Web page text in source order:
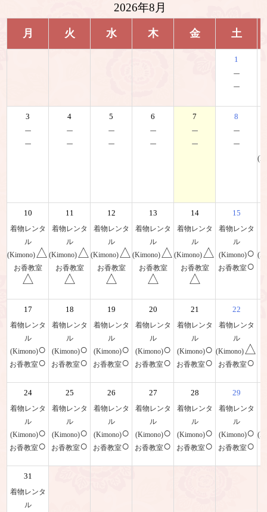
2026年8月
月 火 水 木 金 土
1
－
－
3
－
－
4
－
－
5
－
－
6
－
－
7
－
－
8
－
－
10
着物レンタ
ル
(Kimono) △
お香教室
△
11
着物レンタ
ル
(Kimono) △
お香教室
△
12
着物レンタ
ル
(Kimono) △
お香教室
△
13
着物レンタ
ル
(Kimono) △
お香教室
△
14
着物レンタ
ル
(Kimono) △
お香教室
△
15
着物レンタ
ル
(Kimono)○
お香教室○
17
着物レンタ
ル
(Kimono)○
お香教室○
18
着物レンタ
ル
(Kimono)○
お香教室○
19
着物レンタ
ル
(Kimono)○
お香教室○
20
着物レンタ
ル
(Kimono)○
お香教室○
21
着物レンタ
ル
(Kimono)○
お香教室○
22
着物レンタ
ル
(Kimono) △
お香教室○
24
着物レンタ
ル
(Kimono)○
お香教室○
25
着物レンタ
ル
(Kimono)○
お香教室○
26
着物レンタ
ル
(Kimono)○
お香教室○
27
着物レンタ
ル
(Kimono)○
お香教室○
28
着物レンタ
ル
(Kimono)○
お香教室○
29
着物レンタ
ル
(Kimono)○
お香教室○
31
着物レンタ
ル